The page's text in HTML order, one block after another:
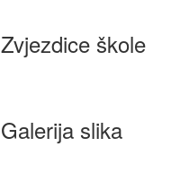
Zvjezdice škole
Galerija slika